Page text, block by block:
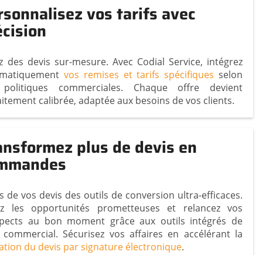
vos tarifs avec
des devis sur-mesure. Avec Codial Service, intégrez
vos remises et tarifs spécifiques selon
commerciales. Chaque offre devient
calibrée, adaptée aux besoins de vos clients.
plus de devis en
de vos devis des outils de conversion ultra-efficaces.
les opportunités prometteuses et relancez vos
au bon moment grâce aux outils intégrés de
Sécurisez vos affaires en accélérant la
du devis par signature électronique.